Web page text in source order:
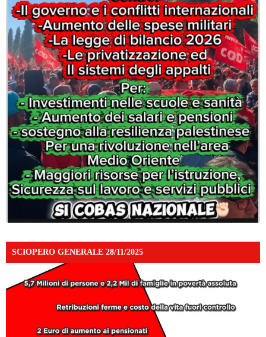
SCIOPERO GENERALE 28/11/2025